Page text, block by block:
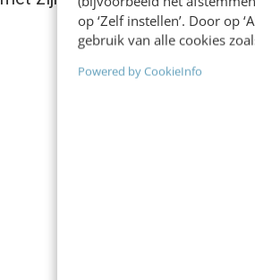
op ‘Zelf instellen’. Door op
gebruik van alle cookies
Powered by CookieInfo